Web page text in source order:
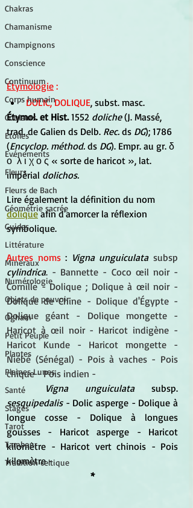
Chakras
Chamanisme
Champignons
Conscience
Continuum
Corps humain
Couleurs
Etoiles
Evénements
Fleurs
Fleurs de Bach
Géométrie sacrée
Guides
Littérature
Minéraux
Numérologie
Objets de pouvoir
Ogham
Petit Peuple
Plantes
Pleines Lunes
Santé
Stages
Tarot
Tambour
Tradition celtique
Étymologie :
DOLIC, DOLIQUE, subst. masc.
Étymol. et Hist. 1552 doliche (J. Massé,
trad. de Galien ds Delb. Rec. ds DG); 1786
(Encyclop. méthod. ds DG). Empr. au gr. δ
ο ́ λ ι χ ο ς « sorte de haricot », lat.
impérial dolichos.
Lire également la définition du nom
dolique afin d'amorcer la réflexion
symbolique.
Autres noms : Vigna unguiculata subsp
cylindrica. - Bannette - Coco œil noir -
Cornille - Dolique ; Dolique à œil noir -
Dolique de Chine - Dolique d'Égypte -
Dolique géant - Dolique mongette -
Haricot à œil noir - Haricot indigène -
Haricot Kunde - Haricot mongette -
Niébé (Sénégal) - Pois à vaches - Pois
chique - Pois indien -
Vigna unguiculata subsp.
sesquipedalis - Dolic asperge - Dolique à
longue cosse - Dolique à longues
gousses - Haricot asperge - Haricot
kilomètre - Haricot vert chinois - Pois
kilomètre -
*